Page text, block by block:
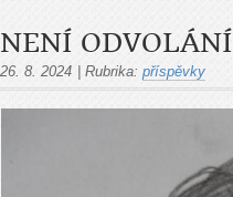
NENÍ ODVOLÁNÍ
26. 8. 2024 Rubrika: příspěvky